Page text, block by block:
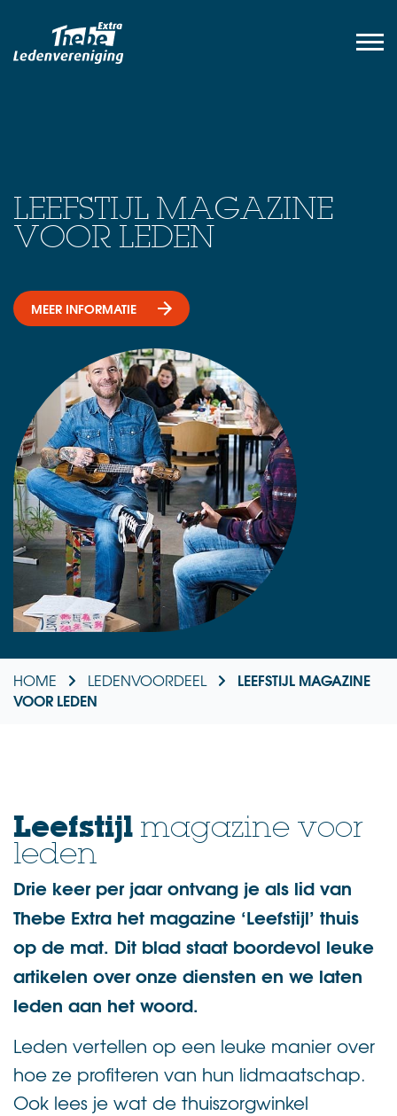
LEEFSTIJL MAGAZINE
VOOR LEDEN
MEER INFORMATIE
HOME LEDENVOORDEEL
LEEFSTIJL MAGAZINE
VOOR LEDEN
Leefstijl magazine voor
leden
Drie keer per jaar ontvang je als lid van
Thebe Extra het magazine ‘Leefstijl’ thuis
op de mat. Dit blad staat boordevol leuke
artikelen over onze diensten en we laten
leden aan het woord.
Leden vertellen op een leuke manier over
hoe ze profiteren van hun lidmaatschap.
Ook lees je wat de thuiszorgwinkel